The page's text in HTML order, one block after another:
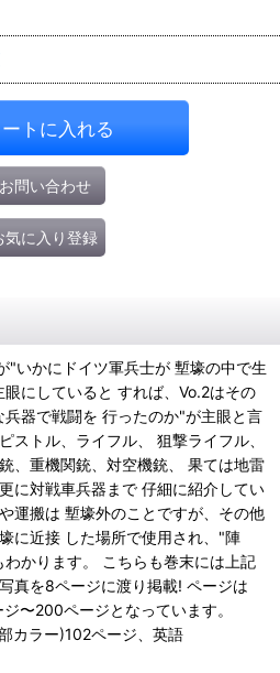
トに入れる
お問い合わせ
気に入り登録
"いかにドイツ軍兵士が 塹壕の中で生
にしていると すれば、Vo.2はその
器で戦闘を 行ったのか"が主眼と言
ストル、ライフル、 狙撃ライフル、
、重機関銃、対空機銃、 果ては地雷
に対戦車兵器まで 仔細に紹介してい
運搬は 塹壕外のことですが、その他
に近接 した場所で使用され、"陣
かります。 こちらも巻末には上記
真を8ページに渡り掲載! ページは
〜200ページとなっています。
カラー)102ページ、英語